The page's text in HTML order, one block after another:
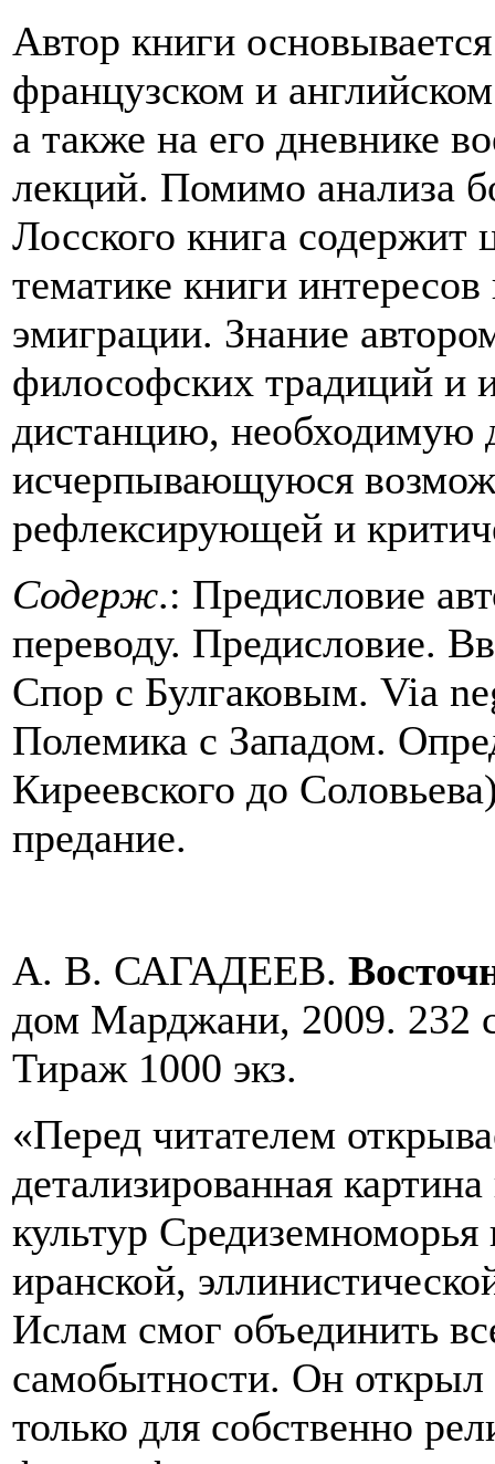
Автор книги
французском и
а также на его дневнике
лекций. Помимо анализа
Лосского книга содержит
тематике книги
эмиграции. Знание
философских традиций и
дистанцию, необходимую
исчерпывающуюся
рефлексирующей и
Содерж.: Предисловие
переводу. Предисловие.
Спор с Булгаковым. Via
Полемика с Западом.
Киреевского до
предание.
А. В. САГАДЕЕВ.
дом Марджани, 2009. 232
Тираж 1000 экз.
«Перед читателем
детализированная
культур
иранской,
Ислам смог объединить
самобытности. Он
только для собственно